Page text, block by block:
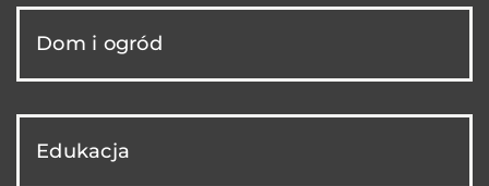
Dom i ogród
Edukacja